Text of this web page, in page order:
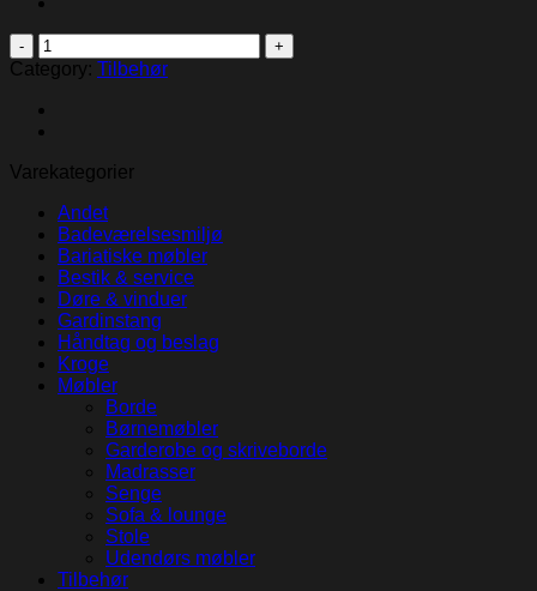
Antiligatur
tæpper
quantity
Category: Tilbehør
Varekategorier
Andet
Badeværelsesmiljø
Bariatiske møbler
Bestik & service
Døre & vinduer
Gardinstang
Håndtag og beslag
Kroge
Møbler
Borde
Børnemøbler
Garderobe og skriveborde
Madrasser
Senge
Sofa & lounge
Stole
Udendørs møbler
Tilbehør